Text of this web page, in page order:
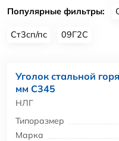
Популярные фильтры:
Ст3сп/пс 09Г2С
Уголок стальной
мм С345
НЛГ
Типоразмер
Марка